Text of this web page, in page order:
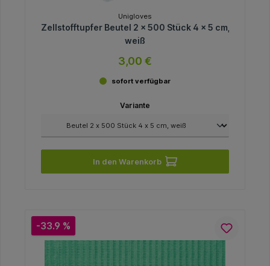
Unigloves
Zellstofftupfer Beutel 2 x 500 Stück 4 x 5 cm,
weiß
3,00 €
sofort verfügbar
Variante
In den Warenkorb
-33.9 %